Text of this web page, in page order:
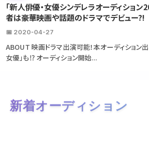
「新人俳優・女優シンデレラオーディション
者は豪華映画や話題のドラマでデビュー?!
📅 2020-04-27
ABOUT 映画ドラマ出演可能！本オーディション
女優」も⁉ オーディション開始...
新着オーディション